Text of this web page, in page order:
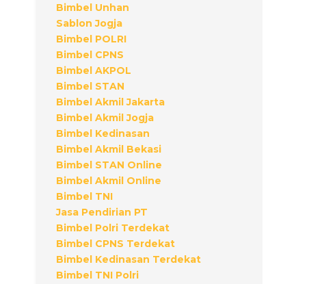
Bimbel Unhan
Sablon Jogja
Bimbel POLRI
Bimbel CPNS
Bimbel AKPOL
Bimbel STAN
Bimbel Akmil Jakarta
Bimbel Akmil Jogja
Bimbel Kedinasan
Bimbel Akmil Bekasi
Bimbel STAN Online
Bimbel Akmil Online
Bimbel TNI
Jasa Pendirian PT
Bimbel Polri Terdekat
Bimbel CPNS Terdekat
Bimbel Kedinasan Terdekat
Bimbel TNI Polri